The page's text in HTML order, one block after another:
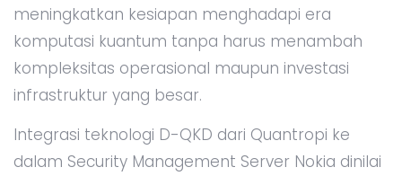
meningkatkan kesiapan menghadapi era
komputasi kuantum tanpa harus menambah
kompleksitas operasional maupun investasi
infrastruktur yang besar.
Integrasi teknologi D-QKD dari Quantropi ke
dalam Security Management Server Nokia dinilai